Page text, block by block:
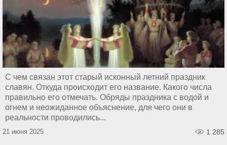
С чем связан этот старый исконный летний праздник
славян. Откуда происходит его название. Какого числа
правильно его отмечать. Обряды праздника с водой и
огнем и неожиданное объяснение, для чего они в
реальности проводились...
21 июня 2025 1 285